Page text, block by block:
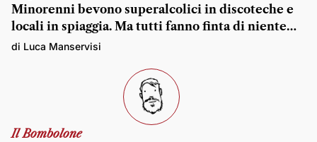
Minorenni bevono superalcolici in discoteche e
locali in spiaggia. Ma tutti fanno finta di niente…
di Luca Manservisi
Il Bombolone